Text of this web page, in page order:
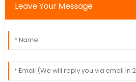
Leave Your Message